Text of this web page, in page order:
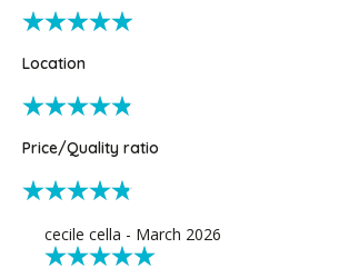
Location
Price/Quality ratio
cecile cella - March 2026